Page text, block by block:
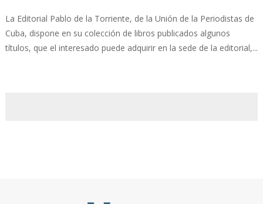
La Editorial Pablo de la Torriente, de la Unión de la Periodistas de
Cuba, dispone en su colección de libros publicados algunos
títulos, que el interesado puede adquirir en la sede de la editorial,...